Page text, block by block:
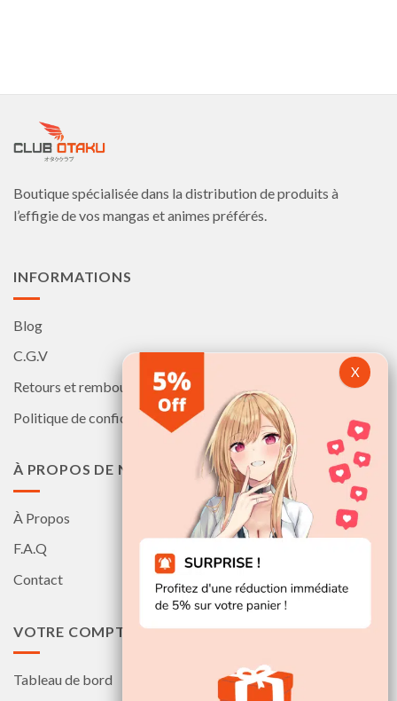
Les
être
sur
la
Les
sur
Boutique spécialisée dans la distribution de produits à
l’effigie de vos mangas et animes préférés.
INFORMATIONS
Blog
C.G.V
Retours et remboursements
Politique de confidentialité
À PROPOS DE NOUS
À Propos
F.A.Q
Contact
VOTRE COMPTE
Tableau de bord